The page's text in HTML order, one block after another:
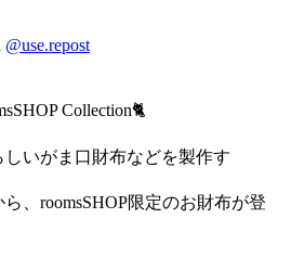
@use.repost
Collection🐈
いがま口財布などを製作す
、roomsSHOP限定のお財布が登